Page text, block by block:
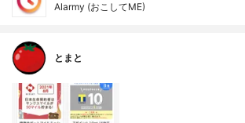
Alarmy (おこしてME)
とまと